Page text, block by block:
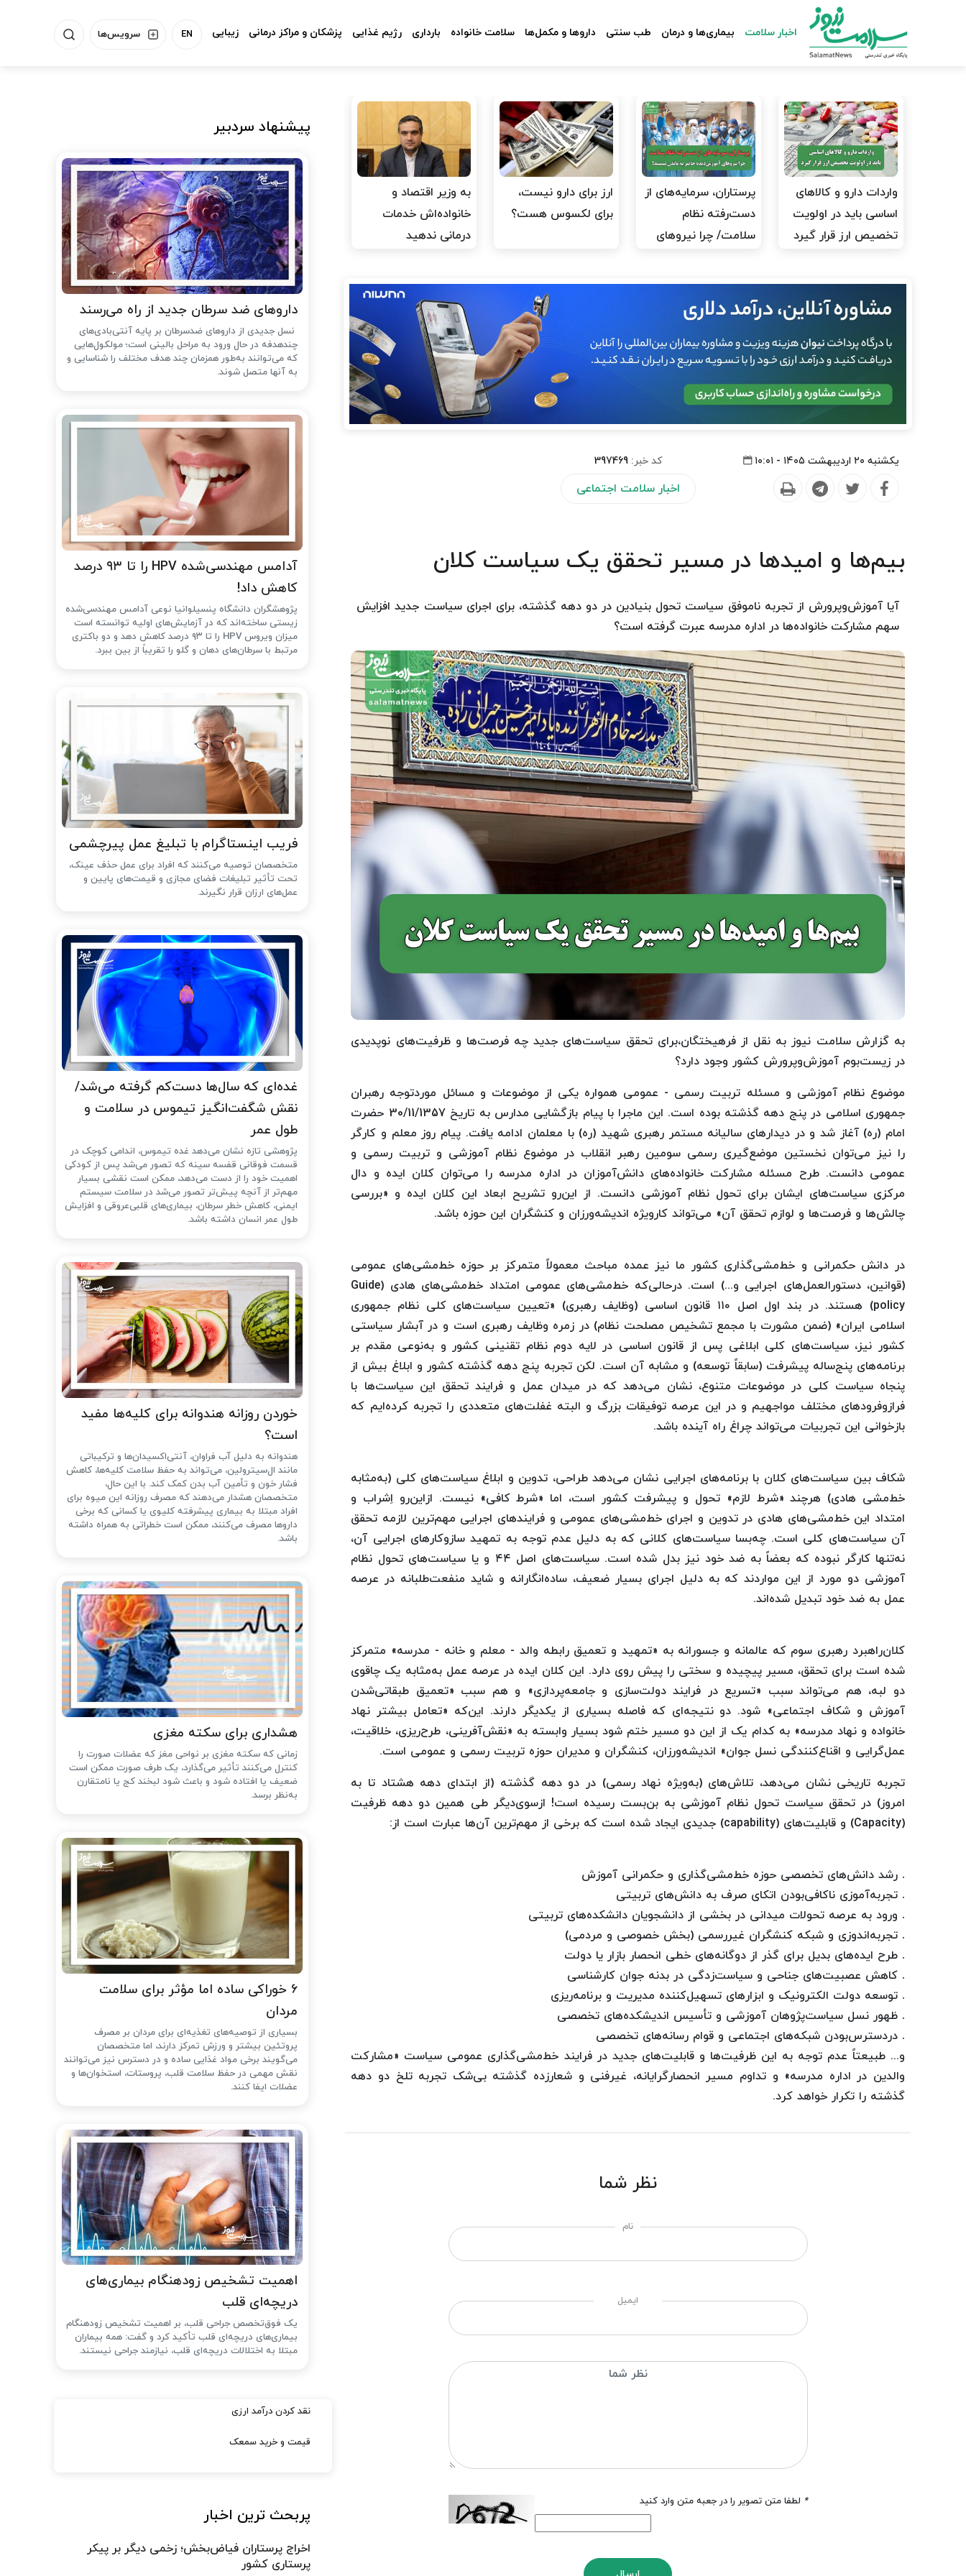
سرویس‌ها EN اخبار سلامت بیماری‌ها و درمان طب سنتی داروها و مکمل‌ها سلامت خانواده بارداری رژیم غذایی پزشکان و مراکز درمانی زیبایی
واردات دارو و کالاهای
اساسی باید در اولویت
تخصیص ارز قرار گیرد
پرستاران، سرمایه‌های از
دست‌رفته نظام
سلامت/ چرا نیروهای
ارز برای دارو نیست،
برای لکسوس هست؟
به وزیر اقتصاد و
خانواده‌اش خدمات
درمانی ندهید
یکشنبه ۲۰ اردیبهشت ۱۴۰۵ - ۱۰:۰۱ کد خبر:397469
اخبار سلامت اجتماعی
بیم‌ها و امیدها در مسیر تحقق یک سیاست کلان
آیا آموزش‌وپرورش از تجربه ناموفق سیاست تحول بنیادین در دو دهه گذشته، برای اجرای سیاست جدید افزایش
سهم مشارکت خانواده‌ها در اداره مدرسه عبرت گرفته است؟
به گزارش سلامت نیوز به نقل از فرهیختگان،برای تحقق سیاست‌های جدید چه فرصت‌ها و ظرفیت‌های نوپدیدی
در زیست‌بوم آموزش‌وپرورش کشور وجود دارد؟
موضوع نظام آموزشی و مسئله تربیت رسمی - عمومی همواره یکی از موضوعات و مسائل موردتوجه رهبران
جمهوری اسلامی در پنج دهه گذشته بوده است. این ماجرا با پیام بازگشایی مدارس به تاریخ 30/11/1357 حضرت
امام (ره) آغاز شد و در دیدارهای سالیانه مستمر رهبری شهید (ره) با معلمان ادامه یافت. پیام روز معلم و کارگر
را نیز می‌توان نخستین موضع‌گیری رسمی سومین رهبر انقلاب در موضوع نظام آموزشی و تربیت رسمی و
عمومی دانست. طرح مسئله مشارکت خانواده‌های دانش‌آموزان در اداره مدرسه را می‌توان کلان ایده و دال
مرکزی سیاست‌های ایشان برای تحول نظام آموزشی دانست. از این‌رو تشریح ابعاد این کلان ایده و «بررسی
چالش‌ها و فرصت‌ها و لوازم تحقق آن» می‌تواند کارویژه اندیشه‌ورزان و کنشگران این حوزه باشد.
در دانش حکمرانی و خط‌مشی‌گذاری کشور ما نیز عمده مباحث معمولاً متمرکز بر حوزه خط‌مشی‌های عمومی
(قوانین، دستورالعمل‌های اجرایی و...) است. درحالی‌که خط‌مشی‌های عمومی امتداد خط‌مشی‌های هادی (Guide
policy) هستند. در بند اول اصل ۱۱۰ قانون اساسی (وظایف رهبری) «تعیین سیاست‌های کلی نظام جمهوری
اسلامی ایران» (ضمن مشورت با مجمع تشخیص مصلحت نظام) در زمره وظایف رهبری است و در آبشار سیاستی
کشور نیز، سیاست‌های کلی ابلاغی پس از قانون اساسی در لایه دوم نظام تقنینی کشور و به‌نوعی مقدم بر
برنامه‌های پنج‌ساله پیشرفت (سابقاً توسعه) و مشابه آن است. لکن تجربه پنج دهه گذشته کشور و ابلاغ بیش از
پنجاه سیاست کلی در موضوعات متنوع، نشان می‌دهد که در میدان عمل و فرایند تحقق این سیاست‌ها با
فرازوفرودهای مختلف مواجهیم و در این عرصه توفیقات بزرگ و البته غفلت‌های متعددی را تجربه کرده‌ایم که
بازخوانی این تجربیات می‌تواند چراغ راه آینده باشد.
شکاف بین سیاست‌های کلان با برنامه‌های اجرایی نشان می‌دهد طراحی، تدوین و ابلاغ سیاست‌های کلی (به‌مثابه
خط‌مشی هادی) هرچند «شرط لازم» تحول و پیشرفت کشور است، اما «شرط کافی» نیست. ازاین‌رو اِشراب و
امتداد این خط‌مشی‌های هادی در تدوین و اجرای خط‌مشی‌های عمومی و فرایندهای اجرایی مهم‌ترین لازمه تحقق
آن سیاست‌های کلی است. چه‌بسا سیاست‌های کلانی که به دلیل عدم توجه به تمهید سازوکارهای اجرایی آن،
نه‌تنها کارگر نبوده که بعضاً به ضد خود نیز بدل شده است. سیاست‌های اصل ۴۴ و یا سیاست‌های تحول نظام
آموزشی دو مورد از این مواردند که به دلیل اجرای بسیار ضعیف، ساده‌انگارانه و شاید منفعت‌طلبانه در عرصه
عمل به ضد خود تبدیل شده‌اند.
کلان‌راهبرد رهبری سوم که عالمانه و جسورانه به «تمهید و تعمیق رابطه والد - معلم و خانه - مدرسه» متمرکز
شده است برای تحقق، مسیر پیچیده و سختی را پیش روی دارد. این کلان ایده در عرصه عمل به‌مثابه یک چاقوی
دو لبه، هم می‌تواند سبب «تسریع در فرایند دولت‌سازی و جامعه‌پردازی» و هم سبب «تعمیق طبقاتی‌شدن
آموزش و شکاف اجتماعی» شود. دو نتیجه‌ای که فاصله بسیاری از یکدیگر دارند. این‌که «تعامل بیشتر نهاد
خانواده و نهاد مدرسه» به کدام یک از این دو مسیر ختم شود بسیار وابسته به «نقش‌آفرینی، طرح‌ریزی، خلاقیت،
عمل‌گرایی و اقناع‌کنندگی نسل جوان» اندیشه‌ورزان، کنشگران و مدیران حوزه تربیت رسمی و عمومی است.
تجربه تاریخی نشان می‌دهد، تلاش‌های (به‌ویژه نهاد رسمی) در دو دهه گذشته (از ابتدای دهه هشتاد تا به
امروز) در تحقق سیاست تحول نظام آموزشی به بن‌بست رسیده است! ازسوی‌دیگر طی همین دو دهه ظرفیت
(Capacity) و قابلیت‌های (capability)‌ جدیدی ایجاد شده است که برخی از مهم‌ترین آن‌ها عبارت است از:
. رشد دانش‌های تخصصی حوزه خط‌مشی‌گذاری و حکمرانی آموزش
. تجربه‌آموزی ناکافی‌بودن اتکای صرف به دانش‌های تربیتی
. ورود به عرصه تحولات میدانی در بخشی از دانشجویان دانشکده‌های تربیتی
. تجربه‌اندوزی و شبکه کنشگران غیررسمی (بخش خصوصی و مردمی)
. طرح ایده‌های بدیل برای گذر از دوگانه‌های خطی انحصار بازار یا دولت
. کاهش عصبیت‌های جناحی و سیاست‌زدگی در بدنه جوان کارشناسی
. توسعه دولت الکترونیک و ابزارهای تسهیل‌کننده مدیریت و برنامه‌ریزی
. ظهور نسل سیاست‌پژوهان آموزشی و تأسیس اندیشکده‌های تخصصی
. دردسترس‌بودن شبکه‌های اجتماعی و قوام رسانه‌های تخصصی
و... طبیعتاً عدم توجه به این ظرفیت‌ها و قابلیت‌های جدید در فرایند خط‌مشی‌گذاری عمومی سیاست «مشارکت
والدین در اداره مدرسه» و تداوم مسیر انحصارگرایانه، غیرفنی و شعارزده گذشته بی‌شک تجربه تلخ دو دهه
گذشته را تکرار خواهد کرد.
نظر شما
نام
ایمیل
* لطفا متن تصویر را در جعبه متن وارد کنید
پیشنهاد سردبیر
داروهای ضد سرطان جدید از راه می‌رسند
نسل جدیدی از داروهای ضدسرطان بر پایه آنتی‌بادی‌های
چندهدفه در حال ورود به مراحل بالینی است؛ مولکول‌هایی
که می‌توانند به‌طور همزمان چند هدف مختلف را شناسایی و
به آنها متصل شوند.
آدامس مهندسی‌شده‌ HPV را تا ۹۳ درصد
کاهش داد!
پژوهشگران دانشگاه پنسیلوانیا نوعی آدامس مهندسی‌شده
زیستی ساخته‌اند که در آزمایش‌های اولیه توانسته است
میزان ویروس HPV را تا ۹۳ درصد کاهش دهد و دو باکتری
مرتبط با سرطان‌های دهان و گلو را تقریباً از بین ببرد.
فریب اینستاگرام با تبلیغ عمل پیرچشمی
متخصصان توصیه می‌کنند که افراد برای عمل حذف عینک،
تحت تأثیر تبلیغات فضای مجازی و قیمت‌های پایین و
عمل‌های ارزان قرار نگیرند.
غده‌ای که سال‌ها دست‌کم گرفته می‌شد/
نقش شگفت‌انگیز تیموس در سلامت و
طول عمر
پژوهشی تازه نشان می‌دهد غده تیموس، اندامی کوچک در
قسمت فوقانی قفسه سینه که تصور می‌شد پس از کودکی
اهمیت خود را از دست می‌دهد، ممکن است نقشی بسیار
مهم‌تر از آنچه پیش‌تر تصور می‌شد در سلامت سیستم
ایمنی، کاهش خطر سرطان، بیماری‌های قلبی‌عروقی و افزایش
طول عمر انسان داشته باشد.
خوردن روزانه هندوانه برای کلیه‌ها مفید
است؟
هندوانه به دلیل آب فراوان، آنتی‌اکسیدان‌ها و ترکیباتی
مانند ال‌سیترولین، می‌تواند به حفظ سلامت کلیه‌ها، کاهش
فشار خون و تأمین آب بدن کمک کند. با این حال،
متخصصان هشدار می‌دهند که مصرف روزانه این میوه برای
افراد مبتلا به بیماری پیشرفته کلیوی یا کسانی که برخی
داروها مصرف می‌کنند، ممکن است خطراتی به همراه داشته
باشد.
هشداری برای سکته مغزی
زمانی که سکته مغزی بر نواحی مغز که عضلات صورت را
کنترل می‌کنند تأثیر می‌گذارد، یک طرف صورت ممکن است
ضعیف یا افتاده شود و باعث شود لبخند کج یا نامتقارن
به‌نظر برسد.
۶ خوراکی ساده اما مؤثر برای سلامت
مردان
بسیاری از توصیه‌های تغذیه‌ای برای مردان بر مصرف
پروتئین بیشتر و ورزش تمرکز دارند، اما متخصصان
می‌گویند برخی مواد غذایی ساده و در دسترس نیز می‌توانند
نقش مهمی در حفظ سلامت قلب، پروستات، استخوان‌ها و
عضلات ایفا کنند.
اهمیت تشخیص زودهنگام بیماری‌های
دریچه‌ای قلب
یک فوق‌تخصص جراحی قلب، بر اهمیت تشخیص زودهنگام
بیماری‌های دریچه‌ای قلب تأکید کرد و گفت: همه بیماران
مبتلا به اختلالات دریچه‌ای قلب، نیازمند جراحی نیستند.
نقد کردن درآمد ارزی
قیمت و خرید سمعک
پربحث ترین اخبار
اخراج پرستاران فیاض‌بخش؛ زخمی دیگر بر پیکر
پرستاری کشور